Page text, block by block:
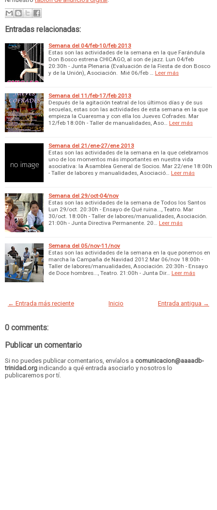
Entradas relacionadas:
Semana del 04/feb-10/feb 2013
Estas son las actividades de la semana en la que Farándula
Don Bosco estrena CHICAGO, al son de jazz. Lun 04/feb
20:30h - Junta Plenaria (Evaluación de la Fiesta de don Bosco
y de la Unión), Asociación. Mié 06/feb …
Leer más
Semana del 11/feb-17/feb 2013
Después de la agitación teatral de los últimos días y de sus
secuelas, estas son las actividades de esta semana en la que
empieza la Cuaresma y con ella los Jueves Cofrades. Mar
12/feb 18:00h - Taller de manualidades, Aso…
Leer más
Semana del 21/ene-27/ene 2013
Estas son las actividades de la semana en la que celebramos
uno de los momentos más importantes en nuestra vida
asociativa: la Asamblea General de Socios. Mar 22/ene 18:00h
- Taller de labores y manualidades, Asociació…
Leer más
Semana del 29/oct-04/nov
Estas son las actividades de la semana de Todos los Santos
Lun 29/oct. 20:30h - Ensayo de Qué ruina..., Teatro. Mar
30/oct. 18:00h - Taller de labores/manualidades, Asociación.
21:00h - Junta Directiva Permanente. 20…
Leer más
Semana del 05/nov-11/nov
Estas son las actividades de la semana en la que ponemos en
marcha la Campaña de Navidad 2012 Mar 06/nov 18:00h -
Taller de labores/manualidades, Asociación. 20:30h - Ensayo
de Doce hombres..., Teatro. 21:00h - Junta Dir…
Leer más
← Entrada más reciente Entrada antigua →
Inicio
0 comments:
Publicar un comentario
Si no puedes publicar comentarios, envíalos a comunicacion@aaaadb-
trinidad.org indicando a qué entrada asociarlo y nosotros lo
publicaremos por tí.